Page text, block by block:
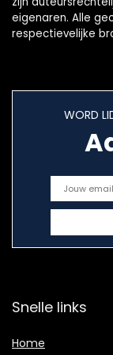
eigenaren. Alle
respectievelijke
WORD
Snelle links
Home